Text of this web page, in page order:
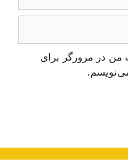
من در مرورگر برای